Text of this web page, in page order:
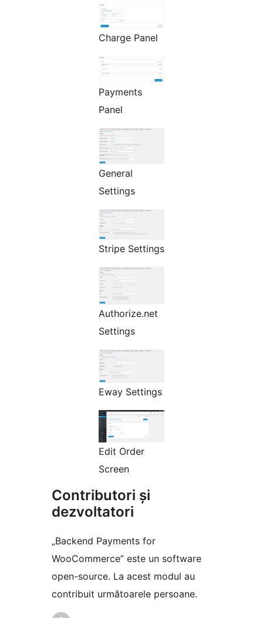
Charge Panel
Payments
Panel
General
Settings
Stripe Settings
Authorize.net
Settings
Eway Settings
Edit Order
Screen
Contributori și
dezvoltatori
„Backend Payments for
WooCommerce” este un software
open-source. La acest modul au
contribuit următoarele persoane.